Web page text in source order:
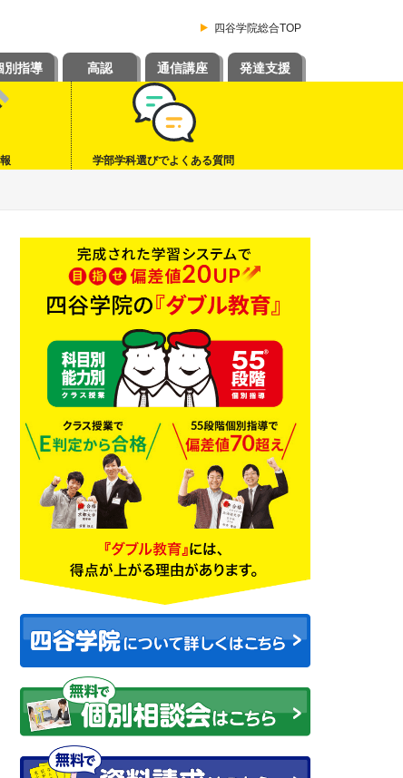
四谷学院総合TOP
別指導 高認 通信講座 発達支援
学部学科選びでよくある質問